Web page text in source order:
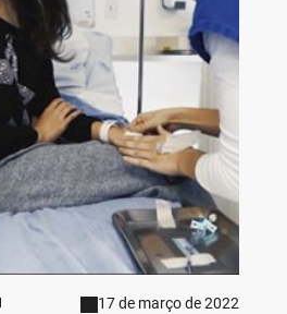
17 de março de 2022